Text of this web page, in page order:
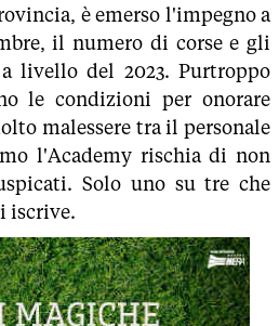
è emerso l'impegno a
il numero di corse e gli
livello del 2023. Purtroppo
le condizioni per onorare
malessere tra il personale
l'Academy rischia di non
Solo uno su tre che
iscrive.